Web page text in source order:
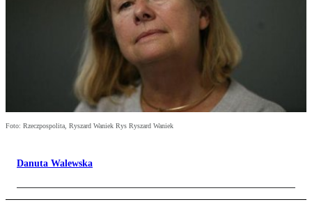
Foto: Rzeczpospolita, Ryszard Waniek Rys Ryszard Waniek
Danuta Walewska